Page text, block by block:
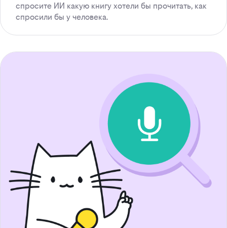
спросите ИИ какую книгу хотели бы прочитать, как
спросили бы у человека.